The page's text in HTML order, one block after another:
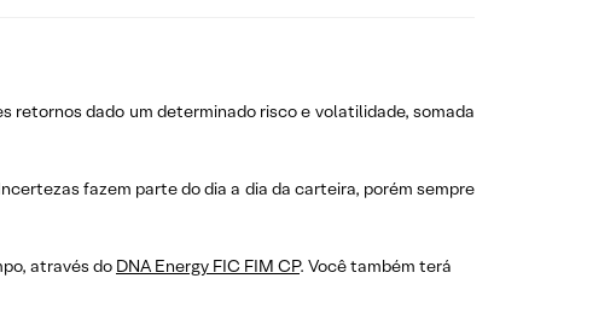
retornos dado um determinado risco e volatilidade, somada
fazem parte do dia a dia da carteira, porém sempre
através do DNA Energy FIC FIM CP. Você também terá